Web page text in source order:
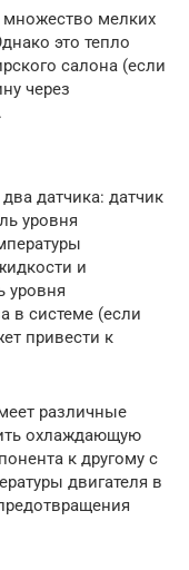
мелких
это тепло
салона (если
через
датчика: датчик
уровня
и
уровня
в системе (если
привести к
различные
охлаждающую
к другому с
двигателя в